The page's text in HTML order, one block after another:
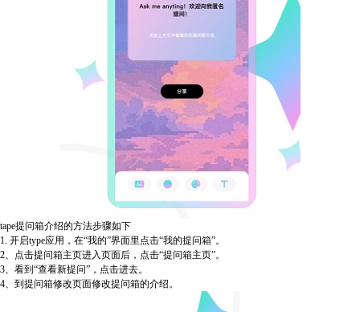
tape提问箱介绍的方法步骤如下
1. 开启type应用，在“我的”界面里点击“我的提问箱”。
2、点击提问箱主页进入页面后，点击“提问箱主页”。
3、看到“查看新提问”，点击进去。
4、到提问箱修改页面修改提问箱的介绍。